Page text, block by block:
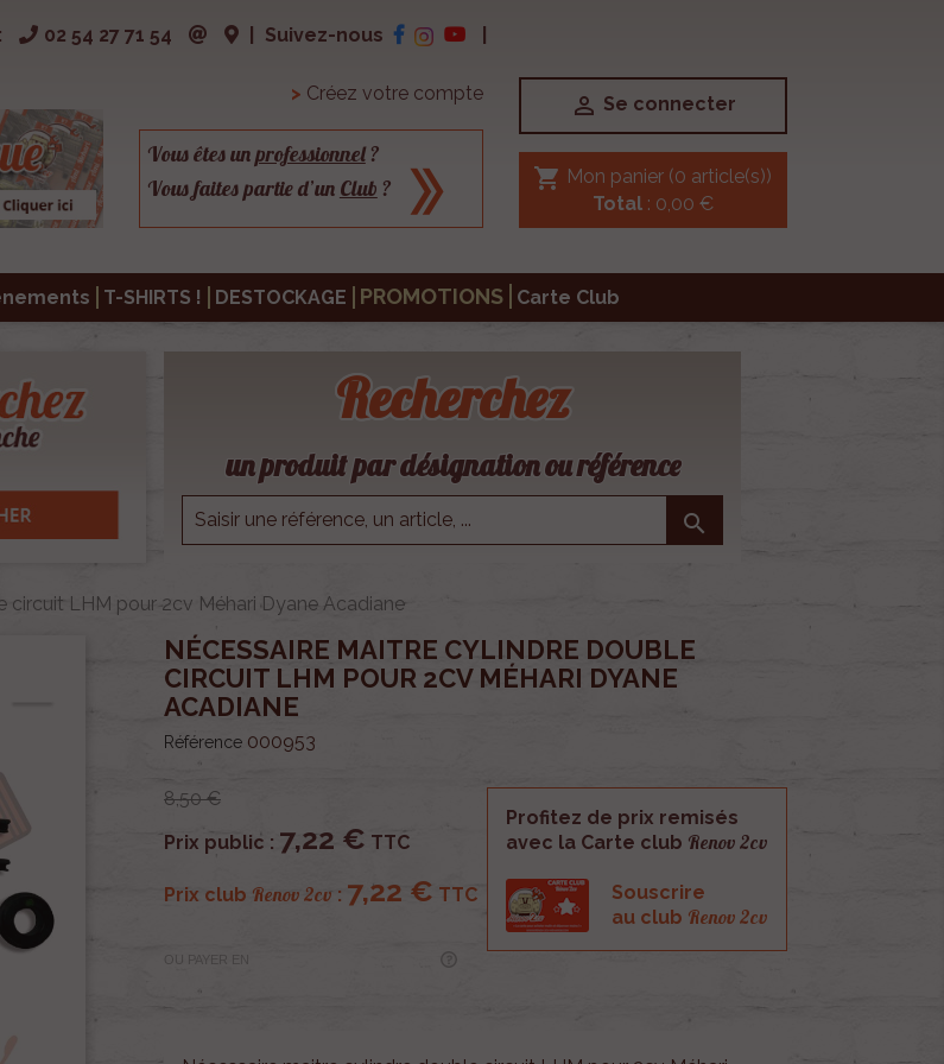
02 54 27 71 54 Suivez-nous
> Créez votre compte
Vous êtes unprofessionnel?
Vous faites partie d’un Club ?
 Se connecter
shopping_cart Mon panier (0 article(s))
Total: 0,00 €
T-SHIRTS ! DESTOCKAGE PROMOTIONS Carte Club
Recherchez
un produit par désignation ou référence

circuit LHM pour 2cv Méhari Dyane Acadiane
NÉCESSAIRE MAITRE CYLINDRE DOUBLE
CIRCUIT LHM POUR 2CV MÉHARI DYANE
ACADIANE
Référence 000953
8,50 €
Prix public : 7,22 € TTC
Prix club Renov 2cv : 7,22 € TTC
OU PAYER EN
Profitez de prix remisés
avec la Carte club Renov 2cv
Souscrire
au club Renov 2cv